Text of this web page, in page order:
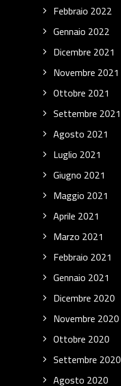
Febbraio 2022
Gennaio 2022
Dicembre 2021
Novembre 2021
Ottobre 2021
Settembre 2021
Agosto 2021
Luglio 2021
Giugno 2021
Maggio 2021
Aprile 2021
Marzo 2021
Febbraio 2021
Gennaio 2021
Dicembre 2020
Novembre 2020
Ottobre 2020
Settembre 2020
Agosto 2020